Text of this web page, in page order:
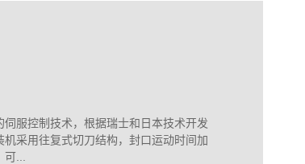
往更大
手
服控制技术，根据瑞士和日本技术开发
采用往复式切刀结构，封口运动时间加
...
往更大